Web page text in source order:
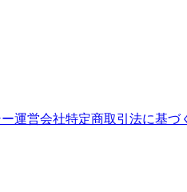
運営会社特定商取引法に基づ